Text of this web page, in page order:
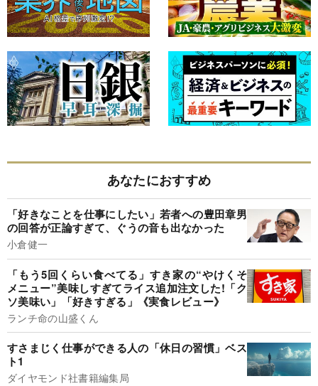
あなたにおすすめ
「好きなことを仕事にしたい」若者への豊田章男
の回答が正論すぎて、ぐうの音も出なかった
小倉健一
「もう5回くらい食べてる」すき家の“やけくそ
メニュー”美味しすぎてライス追加注文した!「ク
ソ美味い」「好きすぎる」《実食レビュー》
ランチ命の山盛くん
すさまじく仕事ができる人の「休日の習慣」ベス
ト1
ダイヤモンド社書籍編集局